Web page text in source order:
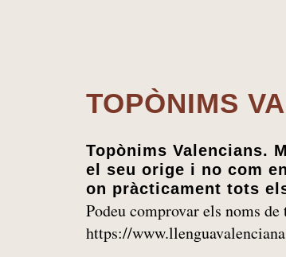
TOPÒNIMS
Topònims Valencians.
el seu orige i no com
on pràcticament tots
Podeu comprovar els noms
https://